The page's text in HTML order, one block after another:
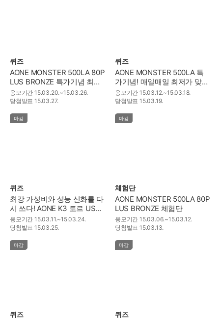
퀴즈
AONE MONSTER 500LA 80P
LUS BRONZE 특가기념 최고
가 맞히기 이벤트!
응모기간 15.03.20.~15.03.26.
당첨발표 15.03.27.
퀴즈
AONE MONSTER 500LA 특
가기념! 매일매일 최저가 맞히
기 이벤트~!
응모기간 15.03.12.~15.03.18.
당첨발표 15.03.19.
마감
퀴즈
최강 가성비와 성능 신화를 다
시 쓰다! AONE K3 토르 USB
3.0 퀴즈 이벤트!
응모기간 15.03.11.~15.03.24.
당첨발표 15.03.25.
마감
체험단
AONE MONSTER 500LA 80P
LUS BRONZE 체험단
응모기간 15.03.06.~15.03.12.
당첨발표 15.03.13.
마감
퀴즈
마감
퀴즈